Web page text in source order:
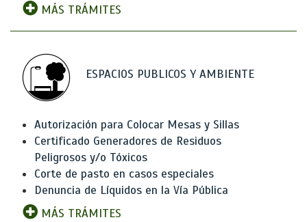
MÁS TRÁMITES
ESPACIOS PUBLICOS Y AMBIENTE
Autorización para Colocar Mesas y Sillas
Certificado Generadores de Residuos
Peligrosos y/o Tóxicos
Corte de pasto en casos especiales
Denuncia de Líquidos en la Vía Pública
MÁS TRÁMITES